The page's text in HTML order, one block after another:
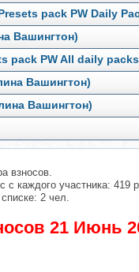
pack PW Daily
Вашингтон)
pack PW All daily
Вашингтон)
Вашингтон)
взносов.
с каждого участника: 419
2 чел.
21 Июнь